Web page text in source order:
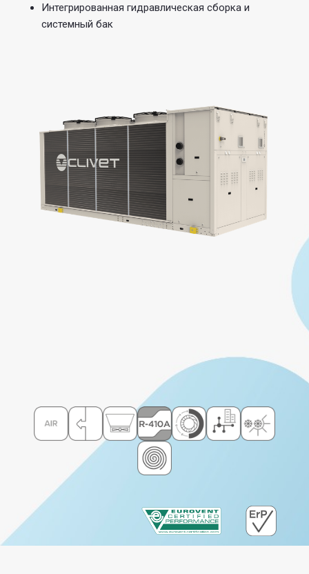
Интегрированная гидравлическая сборка и
системный бак